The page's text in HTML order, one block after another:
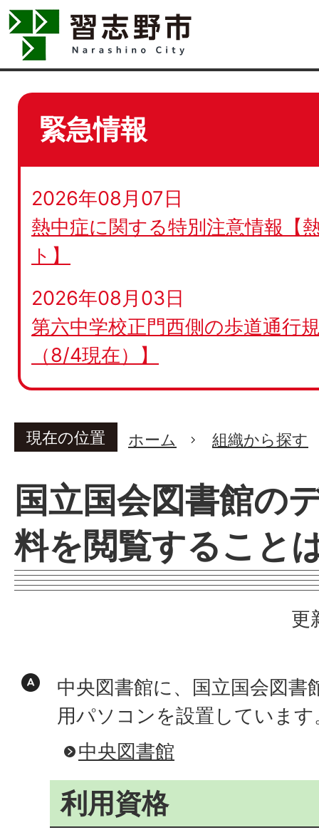
緊急情報
2026年08月07日
熱中症に関する特別注意情報【
ト】
2026年08月03日
第六中学校正門西側の歩道通行
（8/4現在）】
現在の位置 ホーム 組織から探す
国立国会図書館の
料を閲覧すること
更
中央図書館に、国立国会図書
用パソコンを設置しています
中央図書館
利用資格